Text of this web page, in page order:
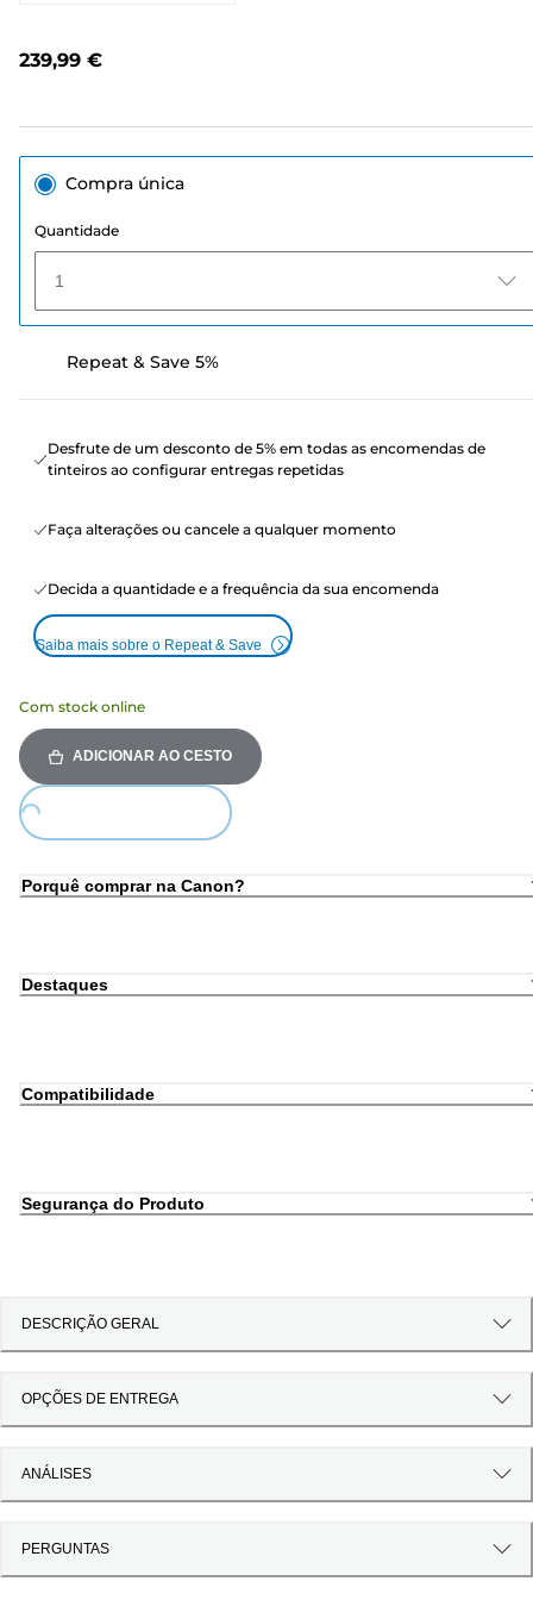
239,99 €
Compra única
Quantidade
1
Repeat & Save 5%
Desfrute de um desconto de 5% em todas as encomendas de
tinteiros ao configurar entregas repetidas
Faça alterações ou cancele a qualquer momento
Decida a quantidade e a frequência da sua encomenda
Saiba mais sobre o Repeat & Save
Com stock online
ADICIONAR AO CESTO
Porquê comprar na Canon?
Destaques
Compatibilidade
Segurança do Produto
DESCRIÇÃO GERAL
OPÇÕES DE ENTREGA
ANÁLISES
PERGUNTAS